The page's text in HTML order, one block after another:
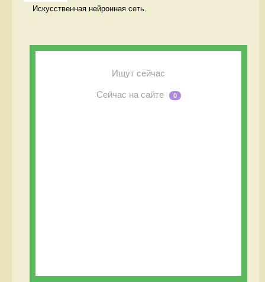
Искусственная нейронная сеть.
Ищут сейчас
Сейчас на сайте 0